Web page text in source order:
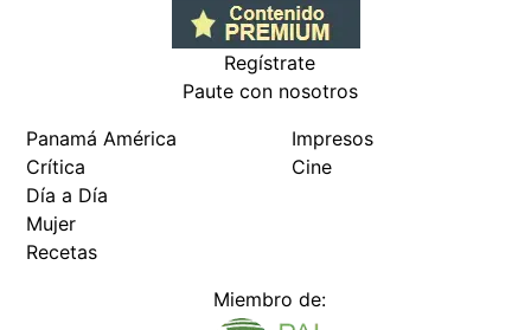
Regístrate
Paute con nosotros
Panamá América
Crítica
Día a Día
Mujer
Recetas
Impresos
Cine
Miembro de: